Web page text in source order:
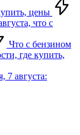
цены
что с
Что с бензином
где купить,
7 августа: